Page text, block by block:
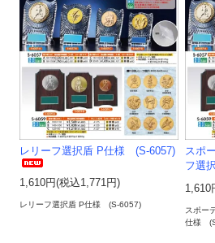
レリーフ選択盾 P仕様 (S-6057)
1,610円(税込1,771円)
レリーフ選択盾 P仕様 (S-6057)
スポ
フ選
1,610
スポー
仕様